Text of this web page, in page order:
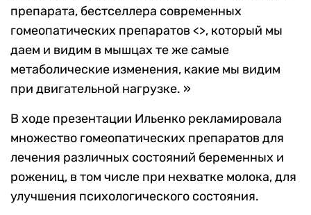
препарата, бестселлера современных
гомеопатических препаратов <>, который мы
даем и видим в мышцах те же самые
метаболические изменения, какие мы видим
при двигательной нагрузке. »
В ходе презентации Ильенко рекламировала
множество гомеопатических препаратов для
лечения различных состояний беременных и
рожениц, в том числе при нехватке молока, для
улучшения психологического состояния.